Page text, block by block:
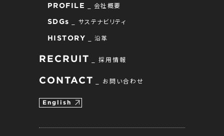
PROFILE 会社概要
SDGs サステナビリティ
HISTORY 沿革
RECRUIT 採用情報
CONTACT お問い合わせ
English